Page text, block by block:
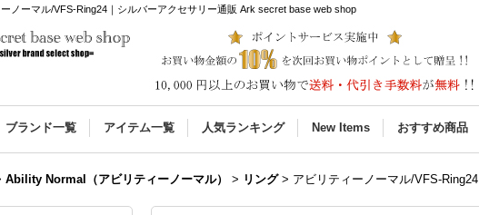
ノーマル/VFS-Ring24｜シルバーアクセサリー通販 Ark secret base web shop
ブランド一覧 アイテム一覧 人気ランキング New Items おすすめ商品
Ability Normal（アビリティーノーマル） > リング > アビリティーノーマル/VFS-Ring24